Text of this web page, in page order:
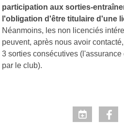
participation aux sorties-
l'obligation d'être titulaire d'une
Néanmoins, les non licenciés
peuvent, après nous avoir
3 sorties consécutives
par le club).